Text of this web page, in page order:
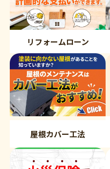
リフォームローン
屋根カバー工法